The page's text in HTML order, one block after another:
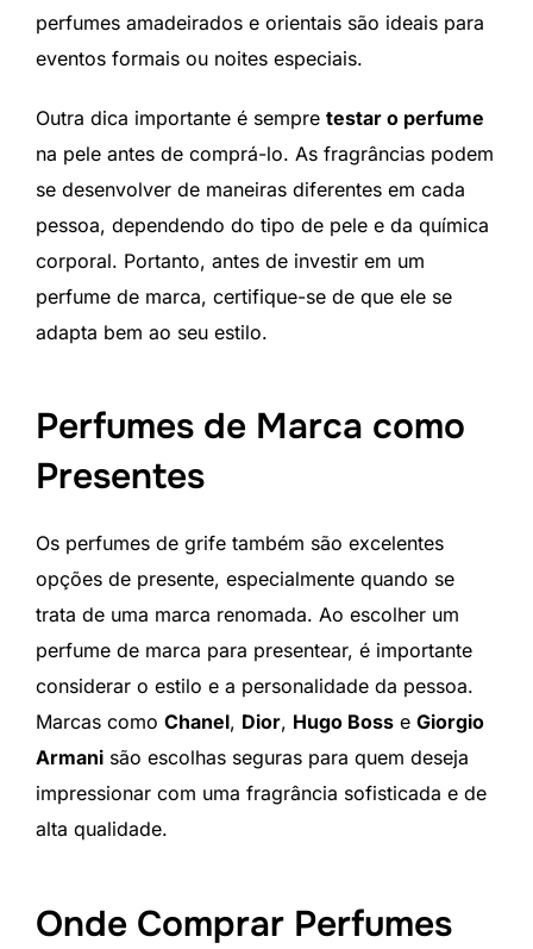
perfumes amadeirados e orientais são ideais para
eventos formais ou noites especiais.
Outra dica importante é sempre testar o perfume
na pele antes de comprá-lo. As fragrâncias podem
se desenvolver de maneiras diferentes em cada
pessoa, dependendo do tipo de pele e da química
corporal. Portanto, antes de investir em um
perfume de marca, certifique-se de que ele se
adapta bem ao seu estilo.
Perfumes de Marca como
Presentes
Os perfumes de grife também são excelentes
opções de presente, especialmente quando se
trata de uma marca renomada. Ao escolher um
perfume de marca para presentear, é importante
considerar o estilo e a personalidade da pessoa.
Marcas como Chanel, Dior, Hugo Boss e Giorgio
Armani são escolhas seguras para quem deseja
impressionar com uma fragrância sofisticada e de
alta qualidade.
Onde Comprar Perfumes